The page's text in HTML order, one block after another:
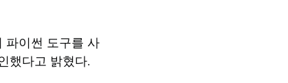
파이썬 도구를 사
했다고 밝혔다.